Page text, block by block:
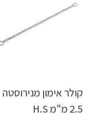
קולר אימון מנירוסטה
2.5 מ"מ H.S